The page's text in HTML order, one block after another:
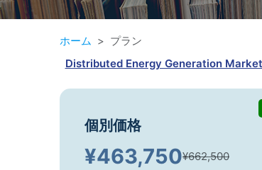
ホーム
プラン
Distributed Energy Generation Market
個別価格
¥463,750¥662,500